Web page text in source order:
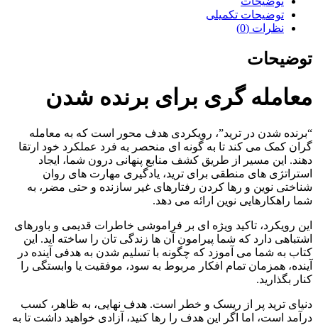
توضیحات تکمیلی
نظرات (0)
توضیحات
معامله گری برای برنده شدن
“برنده شدن در ترید”، رویکردی هدف محور است که به معامله
گران کمک می کند تا به گونه ای منحصر به فرد عملکرد خود ارتقا
دهند. این مسیر از طریق کشف منابع پنهانی درون شما، ایجاد
استراتژی های منطقی برای ترید، یادگیری مهارت های روان
شناختی نوین و رها کردن رفتارهای غیر سازنده و حتی مضر، به
شما راهکارهایی نوین ارائه می دهد.
این رویکرد، تاکید ویژه ای بر فراموشی خاطرات قدیمی و باورهای
اشتباهی دارد که شما پیرامون آن ها زندگی تان را ساخته اید. این
کتاب به شما می آموزد که چگونه با تسلیم شدن به هدفی آینده در
آینده، همزمان تمام افکار مربوط به سود، موفقیت یا وابستگی را
کنار بگذارید.
دنیای ترید پر از ریسک و خطر است. هدف نهایی، به ظاهر، کسب
درآمد است، اما اگر این هدف را رها کنید، آزادی خواهید داشت تا به